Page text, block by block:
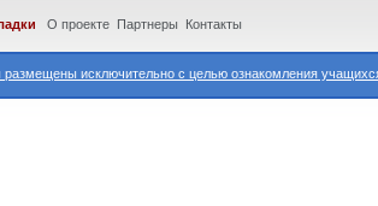
исключительно с целью ознакомления
О проекте Партнеры Контакты